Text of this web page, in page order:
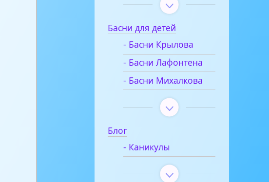
Басни для детей
- Басни Крылова
- Басни Лафонтена
- Басни Михалкова
Блог
- Каникулы